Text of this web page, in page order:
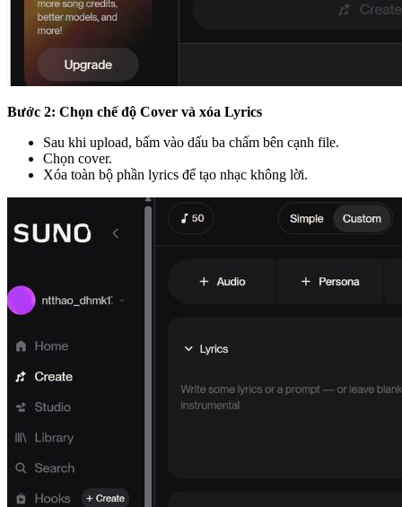
Bước 2: Chọn chế độ Cover và xóa Lyrics
Sau khi upload, bấm vào dấu ba chấm bên cạnh file.
Chọn cover.
Xóa toàn bộ phần lyrics để tạo nhạc không lời.